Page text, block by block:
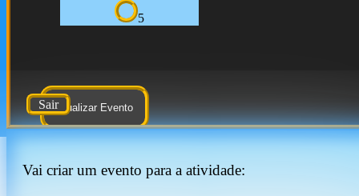
5
Atualizar Evento
Sair
Vai criar um evento para a atividade: